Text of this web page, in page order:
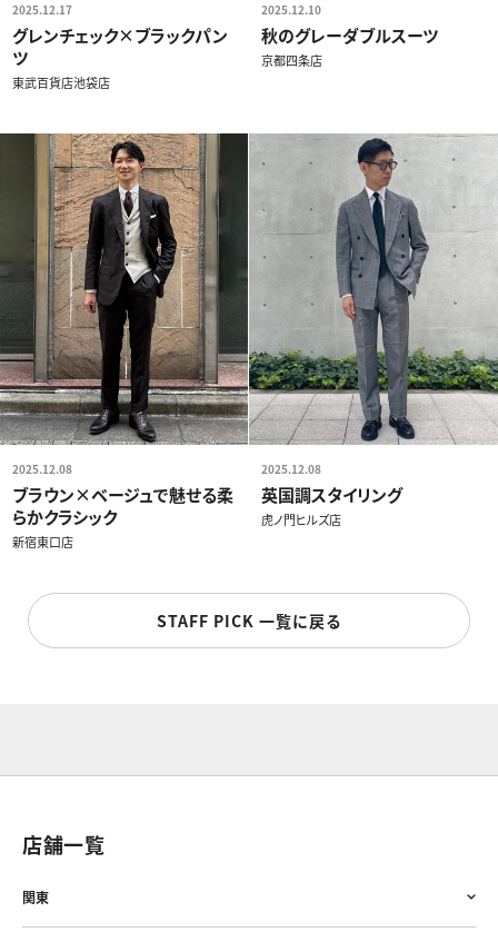
2025.12.17
グレンチェック×ブラックパン
ツ
東武百貨店池袋店
2025.12.10
秋のグレーダブルスーツ
京都四条店
2025.12.08
ブラウン×ベージュで魅せる柔
らかクラシック
新宿東口店
2025.12.08
英国調スタイリング
虎ノ門ヒルズ店
STAFF PICK 一覧に戻る
店舗一覧
関東